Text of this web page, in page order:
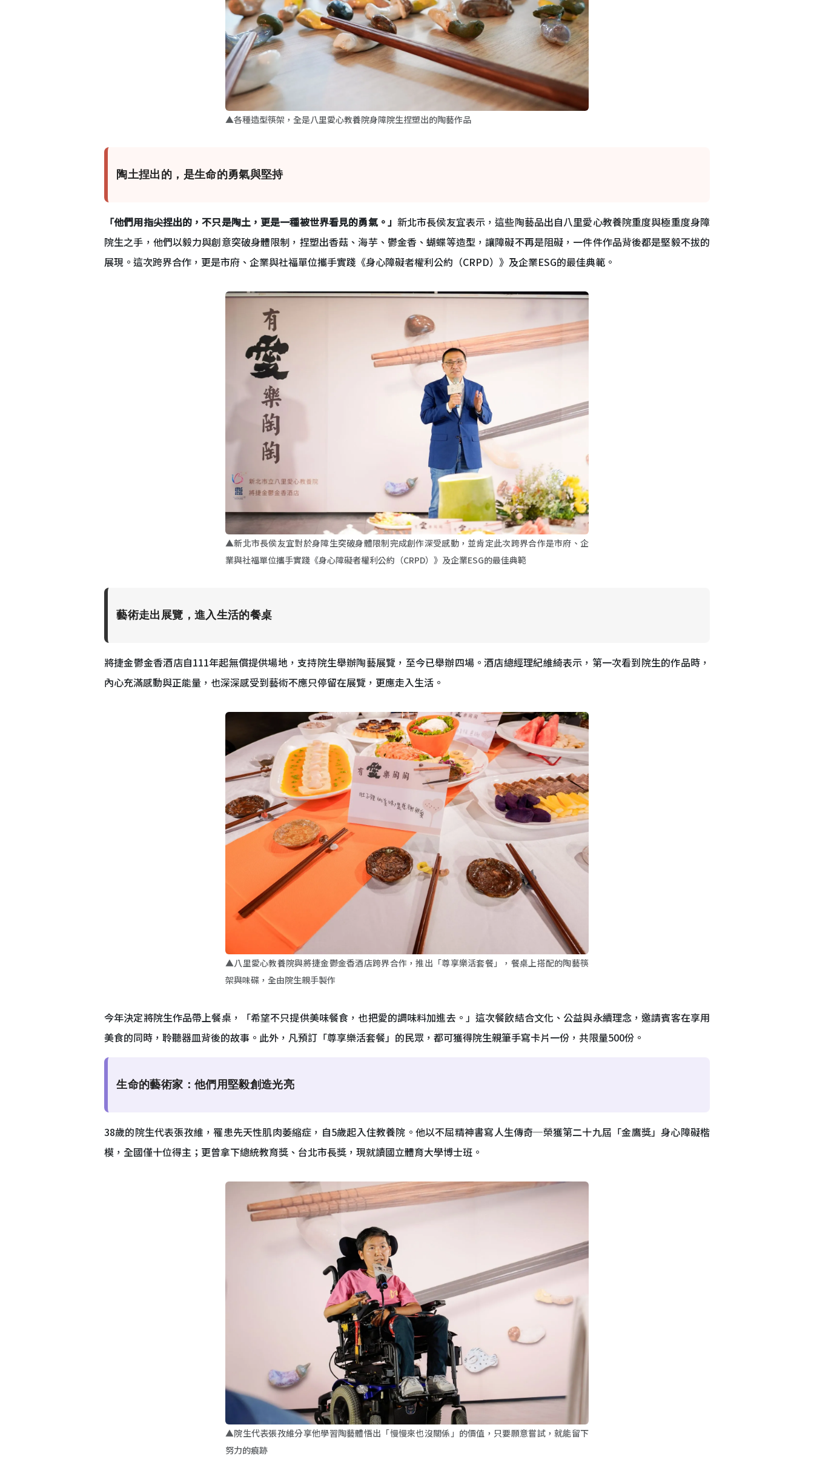
▲各種造型筷架，全是八里愛心教養院身障院生捏塑出的陶藝作品
陶土捏出的，是生命的勇氣與堅持
「他們用指尖捏出的，不只是陶土，更是一種被世界看見的勇氣。」 新北市長侯友宜表示，這些陶藝品出自八里愛心教養院重度與極重度身障
院生之手，他們以毅力與創意突破身體限制，捏塑出香菇、海芋、鬱金香、蝴蝶等造型，讓障礙不再是阻礙，一件件作品背後都是堅毅不拔的
展現。這次跨界合作，更是市府、企業與社福單位攜手實踐《身心障礙者權利公約（CRPD）》及企業ESG的最佳典範。
▲新北市長侯友宜對於身障生突破身體限制完成創作深受感動，並肯定此次跨界合作是市府、企
業與社福單位攜手實踐《身心障礙者權利公約（CRPD）》及企業ESG的最佳典範
藝術走出展覽，進入生活的餐桌
將捷金鬱金香酒店自111年起無償提供場地，支持院生舉辦陶藝展覽，至今已舉辦四場。酒店總經理紀維綺表示，第一次看到院生的作品時，
內心充滿感動與正能量，也深深感受到藝術不應只停留在展覽，更應走入生活。
▲八里愛心教養院與將捷金鬱金香酒店跨界合作，推出「尊享樂活套餐」，餐桌上搭配的陶藝筷
架與味碟，全由院生親手製作
今年決定將院生作品帶上餐桌，「希望不只提供美味餐食，也把愛的調味料加進去。」這次餐飲結合文化、公益與永續理念，邀請賓客在享用
美食的同時，聆聽器皿背後的故事。此外，凡預訂「尊享樂活套餐」的民眾，都可獲得院生親筆手寫卡片一份，共限量500份。
生命的藝術家：他們用堅毅創造光亮
38歲的院生代表張孜維，罹患先天性肌肉萎縮症，自5歲起入住教養院。他以不屈精神書寫人生傳奇─榮獲第二十九屆「金鷹獎」身心障礙楷
模，全國僅十位得主；更曾拿下總統教育獎、台北市長獎，現就讀國立體育大學博士班。
▲院生代表張孜維分享他學習陶藝體悟出「慢慢來也沒關係」的價值，只要願意嘗試，就能留下
努力的痕跡